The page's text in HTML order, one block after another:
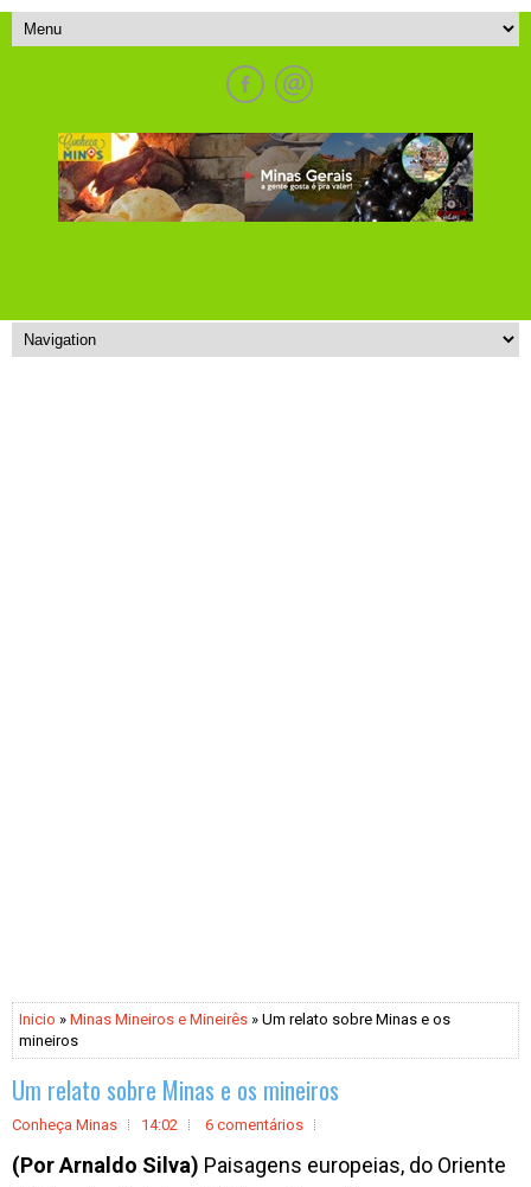
Inicio » Minas Mineiros e Mineirês » Um relato sobre Minas e os
mineiros
Um relato sobre Minas e os mineiros
Conheça Minas 14:02 6 comentários
(Por Arnaldo Silva) Paisagens europeias, do Oriente